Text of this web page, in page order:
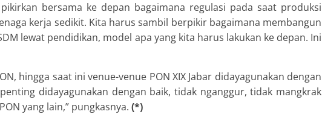
bersama ke depan bagaimana regulasi pada saat produksi
kerja sedikit. Kita harus sambil berpikir bagaimana membangun
lewat pendidikan, model apa yang kita harus lakukan ke depan. Ini
hingga saat ini venue-venue PON XIX Jabar didayagunakan dengan
didayagunakan dengan baik, tidak nganggur, tidak mangkrak
yang lain,” pungkasnya. (*)